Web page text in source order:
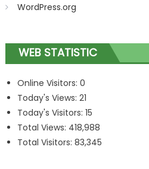
WordPress.org
WEB STATISTIC
Online Visitors: 0
Today's Views: 21
Today's Visitors: 15
Total Views: 418,988
Total Visitors: 83,345